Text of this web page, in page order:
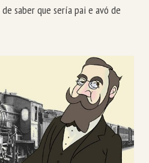
saber que sería pai e avó de